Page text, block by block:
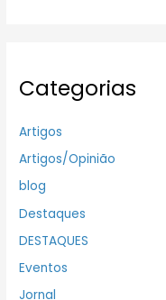
Categorias
Artigos
Artigos/Opinião
blog
Destaques
DESTAQUES
Eventos
Jornal